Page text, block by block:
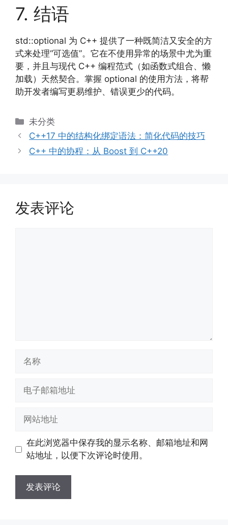
7. 结语
std::optional 为 C++ 提供了一种既简洁又安全的方
式来处理“可选值”。它在不使用异常的场景中尤为重
要，并且与现代 C++ 编程范式（如函数式组合、懒
加载）天然契合。掌握 optional 的使用方法，将帮
助开发者编写更易维护、错误更少的代码。
分
类
未分类
C++17 中的结构化绑定语法：简化代码的技巧
C++ 中的协程：从 Boost 到 C++20
发表评论
址
址
在此浏览器中保存我的显示名称、邮箱地址和网
站地址，以便下次评论时使用。